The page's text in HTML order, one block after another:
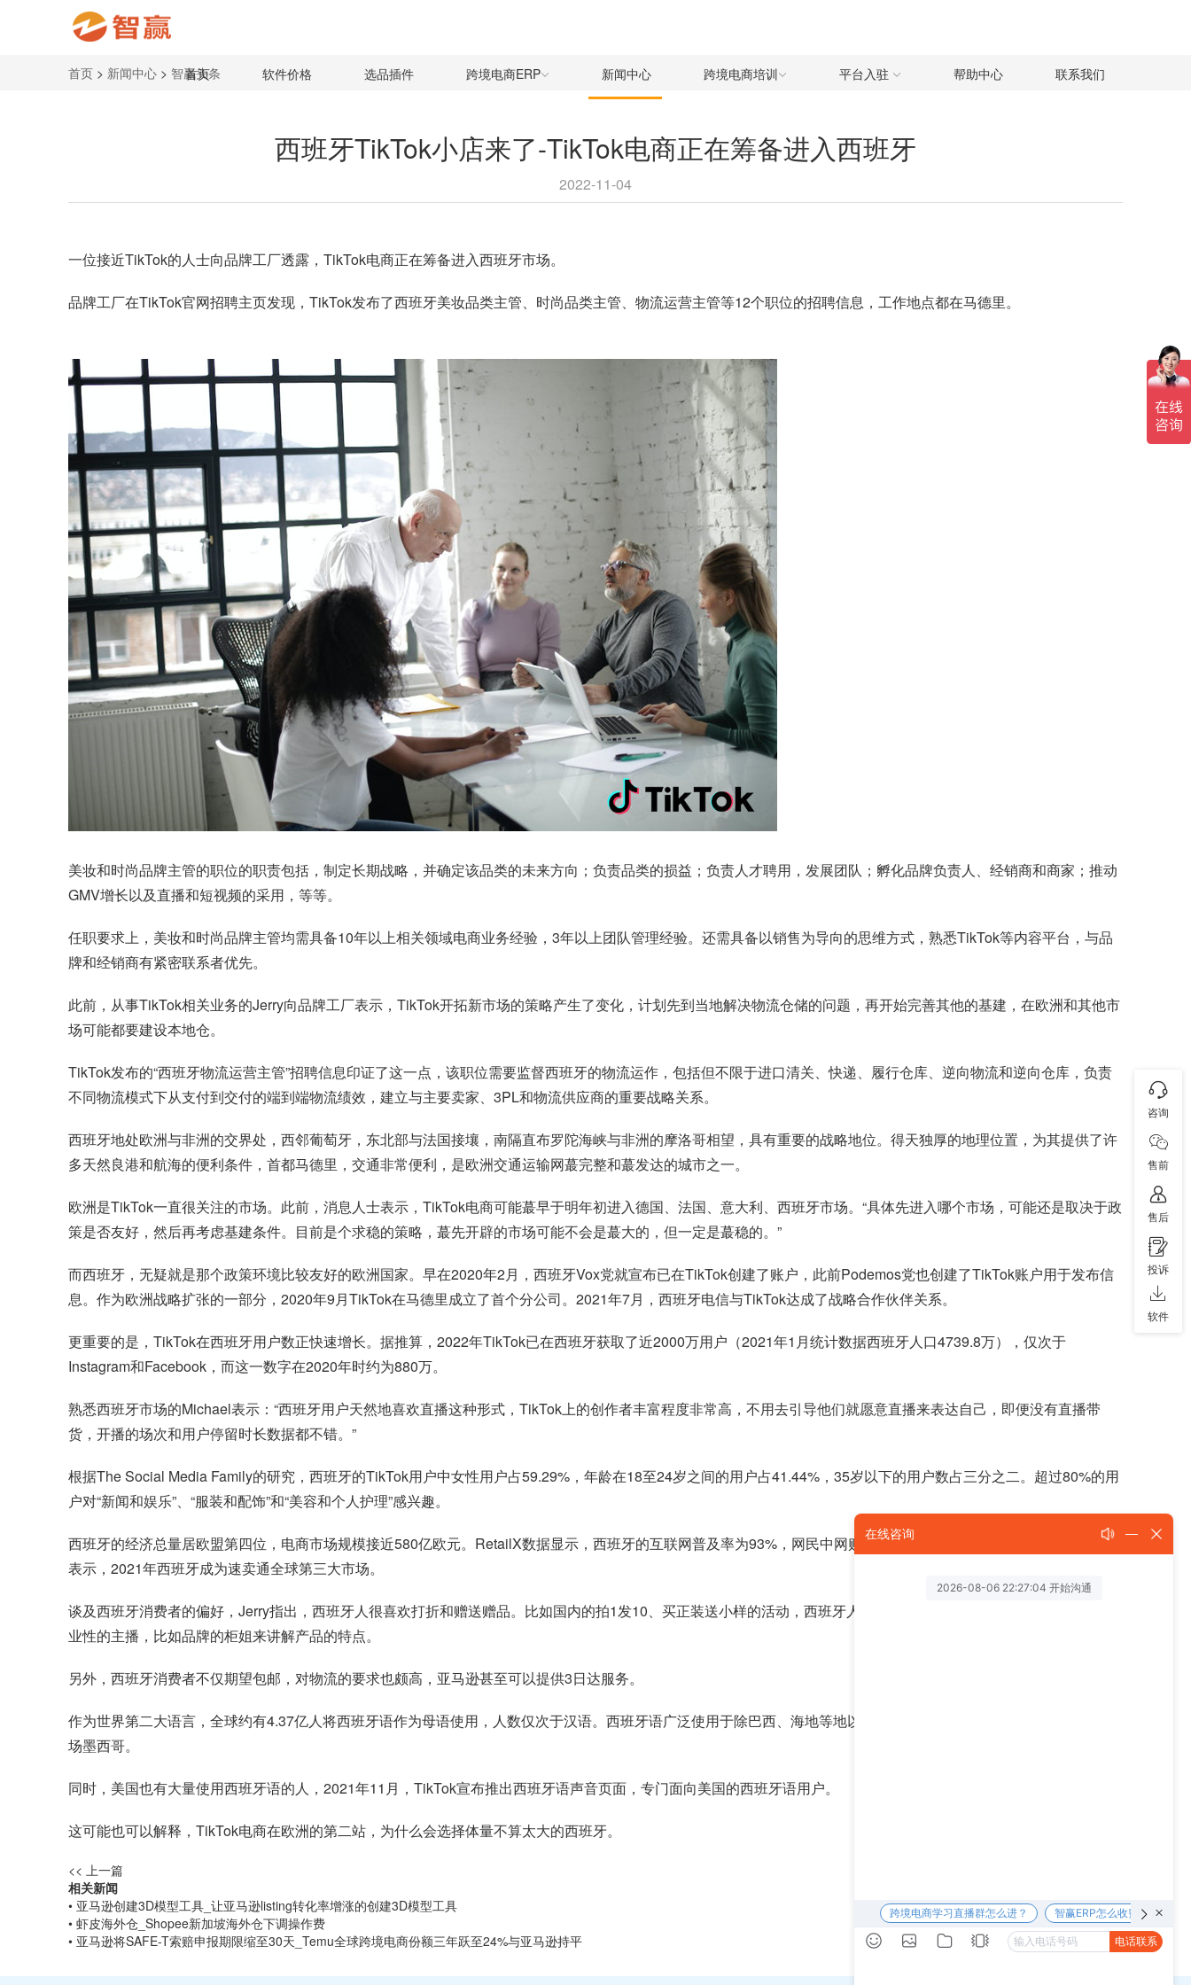
首页 软件价格 选品插件 跨境电商ERP 新闻中心 跨境电商培训 平台入驻 帮助中心 联系我们
首页 > 新闻中心 > 智赢头条
西班牙TikTok小店来了-TikTok电商正在筹备进入西班牙
2022-11-04
一位接近TikTok的人士向品牌工厂透露，TikTok电商正在筹备进入西班牙市场。
品牌工厂在TikTok官网招聘主页发现，TikTok发布了西班牙美妆品类主管、时尚品类主管、物流运营主管等12个职位的招聘信息，工作地点都在马德里。
美妆和时尚品牌主管的职位的职责包括，制定长期战略，并确定该品类的未来方向；负责品类的损益；负责人才聘用，发展团队；孵化品牌负责人、经销商和商家；推动
GMV增长以及直播和短视频的采用，等等。
任职要求上，美妆和时尚品牌主管均需具备10年以上相关领域电商业务经验，3年以上团队管理经验。还需具备以销售为导向的思维方式，熟悉TikTok等内容平台，与品
牌和经销商有紧密联系者优先。
此前，从事TikTok相关业务的Jerry向品牌工厂表示，TikTok开拓新市场的策略产生了变化，计划先到当地解决物流仓储的问题，再开始完善其他的基建，在欧洲和其他市
场可能都要建设本地仓。
TikTok发布的“西班牙物流运营主管”招聘信息印证了这一点，该职位需要监督西班牙的物流运作，包括但不限于进口清关、快递、履行仓库、逆向物流和逆向仓库，负责
不同物流模式下从支付到交付的端到端物流绩效，建立与主要卖家、3PL和物流供应商的重要战略关系。
西班牙地处欧洲与非洲的交界处，西邻葡萄牙，东北部与法国接壤，南隔直布罗陀海峡与非洲的摩洛哥相望，具有重要的战略地位。得天独厚的地理位置，为其提供了许
多天然良港和航海的便利条件，首都马德里，交通非常便利，是欧洲交通运输网蕞完整和蕞发达的城市之一。
欧洲是TikTok一直很关注的市场。此前，消息人士表示，TikTok电商可能蕞早于明年初进入德国、法国、意大利、西班牙市场。“具体先进入哪个市场，可能还是取决于政
策是否友好，然后再考虑基建条件。目前是个求稳的策略，蕞先开辟的市场可能不会是蕞大的，但一定是蕞稳的。”
而西班牙，无疑就是那个政策环境比较友好的欧洲国家。早在2020年2月，西班牙Vox党就宣布已在TikTok创建了账户，此前Podemos党也创建了TikTok账户用于发布信
息。作为欧洲战略扩张的一部分，2020年9月TikTok在马德里成立了首个分公司。2021年7月，西班牙电信与TikTok达成了战略合作伙伴关系。
更重要的是，TikTok在西班牙用户数正快速增长。据推算，2022年TikTok已在西班牙获取了近2000万用户（2021年1月统计数据西班牙人口4739.8万），仅次于
Instagram和Facebook，而这一数字在2020年时约为880万。
熟悉西班牙市场的Michael表示：“西班牙用户天然地喜欢直播这种形式，TikTok上的创作者丰富程度非常高，不用去引导他们就愿意直播来表达自己，即便没有直播带
货，开播的场次和用户停留时长数据都不错。”
根据The Social Media Family的研究，西班牙的TikTok用户中女性用户占59.29%，年龄在18至24岁之间的用户占41.44%，35岁以下的用户数占三分之二。超过80%的用
户对“新闻和娱乐”、“服装和配饰”和“美容和个人护理”感兴趣。
西班牙的经济总量居欧盟第四位，电商市场规模接近580亿欧元。RetailX数据显示，西班牙的互联网普及率为93%，网民中网购的比例为68%。速卖通区域总经理王韬曾
表示，2021年西班牙成为速卖通全球第三大市场。
谈及西班牙消费者的偏好，Jerry指出，西班牙人很喜欢打折和赠送赠品。比如国内的拍1发10、买正装送小样的活动，西班牙人非常吃这一套，并且他们更倾向于具备专
业性的主播，比如品牌的柜姐来讲解产品的特点。
另外，西班牙消费者不仅期望包邮，对物流的要求也颇高，亚马逊甚至可以提供3日达服务。
作为世界第二大语言，全球约有4.37亿人将西班牙语作为母语使用，人数仅次于汉语。西班牙语广泛使用于除巴西、海地等地以外的拉丁美洲，尤其是拉美第二大电商市
场墨西哥。
同时，美国也有大量使用西班牙语的人，2021年11月，TikTok宣布推出西班牙语声音页面，专门面向美国的西班牙语用户。
这可能也可以解释，TikTok电商在欧洲的第二站，为什么会选择体量不算太大的西班牙。
<< 上一篇
相关新闻
• 亚马逊创建3D模型工具_让亚马逊listing转化率增涨的创建3D模型工具
• 虾皮海外仓_Shopee新加坡海外仓下调操作费
• 亚马逊将SAFE-T索赔申报期限缩至30天_Temu全球跨境电商份额三年跃至24%与亚马逊持平
咨询
售前
售后
投诉
软件
在线咨询